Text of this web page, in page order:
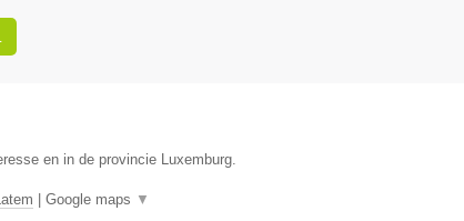
en in de provincie Luxemburg.
Google maps ▼